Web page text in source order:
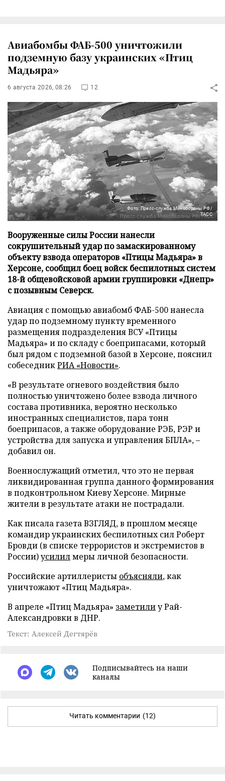
Авиабомбы ФАБ-500 уничтожили
подземную базу украинских «Птиц
Мадьяра»
6 августа 2026, 08:26 12
Фото: Пресс-служба Минобороны РФ/
ТАСС
Вооруженные силы России нанесли
сокрушительный удар по замаскированному
объекту взвода операторов «Птицы Мадьяра» в
Херсоне, сообщил боец войск беспилотных систем
18-й общевойсковой армии группировки «Днепр»
с позывным Северск.
Авиация с помощью авиабомб ФАБ-500 нанесла
удар по подземному пункту временного
размещения подразделения ВСУ «Птицы
Мадьяра» и по складу с боеприпасами, который
был рядом с подземной базой в Херсоне, пояснил
собеседникРИА «Новости».
«В результате огневого воздействия было
полностью уничтожено более взвода личного
состава противника, вероятно несколько
иностранных специалистов, пара тонн
боеприпасов, а также оборудование РЭБ, РЭР и
устройства для запуска и управления БПЛА», –
добавил он.
Военнослужащий отметил, что это не первая
ликвидированная группа данного формирования
в подконтрольном Киеву Херсоне. Мирные
жители в результате атаки не пострадали.
Как писала газета ВЗГЛЯД, в прошлом месяце
командир украинских беспилотных сил Роберт
Бровди (в списке террористов и экстремистов в
России)усилилмеры личной безопасности.
Российские артиллеристы объясняли, как
уничтожают «Птиц Мадьяра».
В апреле «Птиц Мадьяра» заметилиу Рай-
Александровки в ДНР.
Текст: Алексей Дегтярёв
Подписывайтесь на наши
каналы
Читать комментарии (12)